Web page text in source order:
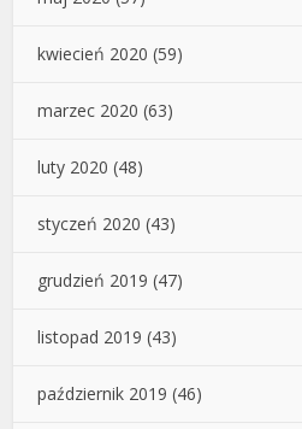
kwiecień 2020 (59)
marzec 2020 (63)
luty 2020 (48)
styczeń 2020 (43)
grudzień 2019 (47)
listopad 2019 (43)
październik 2019 (46)